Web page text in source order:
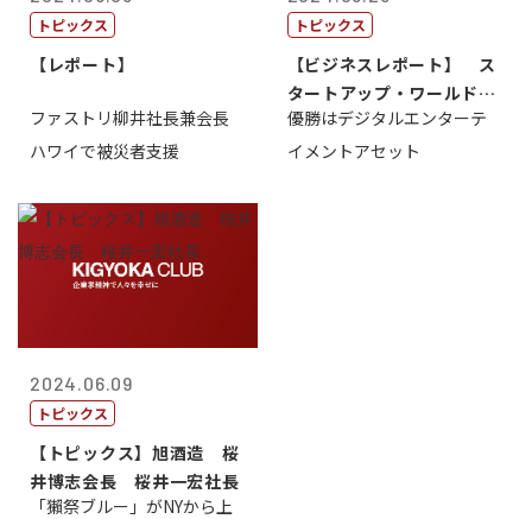
トピックス
【レポート】
ファストリ柳井社長兼会長
ハワイで被災者支援
トピックス
【ビジネスレポート】 ス
タートアップ・ワールドカ
ップ2024...
優勝はデジタルエンターテ
イメントアセット
2024.06.09
トピックス
【トピックス】旭酒造 桜
井博志会長 桜井一宏社長
「獺祭ブルー」がNYから上